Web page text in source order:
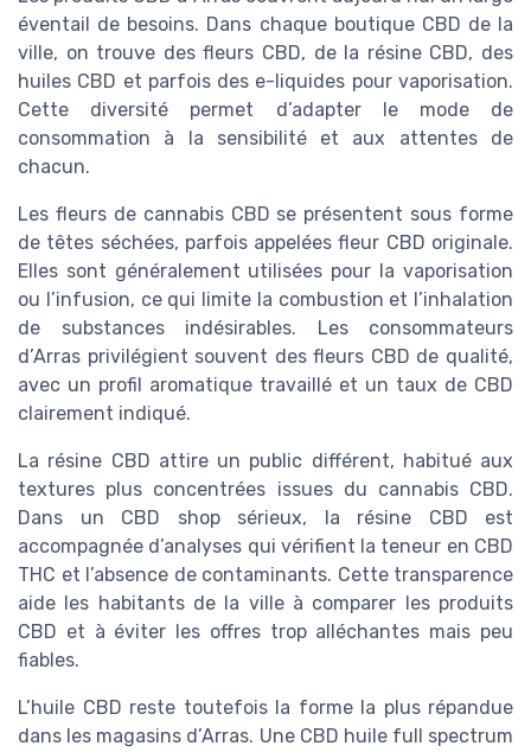
éventail de besoins. Dans chaque boutique CBD de la
ville, on trouve des fleurs CBD, de la résine CBD, des
huiles CBD et parfois des e-liquides pour vaporisation.
Cette diversité permet d’adapter le mode de
consommation à la sensibilité et aux attentes de
chacun.
Les fleurs de cannabis CBD se présentent sous forme
de têtes séchées, parfois appelées fleur CBD originale.
Elles sont généralement utilisées pour la vaporisation
ou l’infusion, ce qui limite la combustion et l’inhalation
de substances indésirables. Les consommateurs
d’Arras privilégient souvent des fleurs CBD de qualité,
avec un profil aromatique travaillé et un taux de CBD
clairement indiqué.
La résine CBD attire un public différent, habitué aux
textures plus concentrées issues du cannabis CBD.
Dans un CBD shop sérieux, la résine CBD est
accompagnée d’analyses qui vérifient la teneur en CBD
THC et l’absence de contaminants. Cette transparence
aide les habitants de la ville à comparer les produits
CBD et à éviter les offres trop alléchantes mais peu
fiables.
L’huile CBD reste toutefois la forme la plus répandue
dans les magasins d’Arras. Une CBD huile full spectrum